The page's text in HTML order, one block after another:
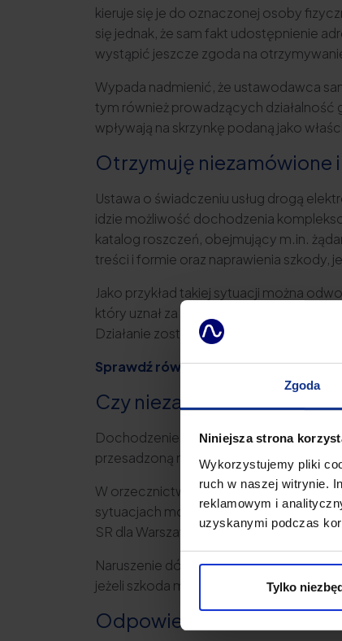
Zgoda
Niniejsza strona
Wykorzystujemy pliki
ruch w naszej witrynie.
reklamowym i
uzyskanymi podczas
Tylko
kieruje się je do oznaczonej osoby
się jednak, że sam fakt udostępnienie
wystąpić jeszcze zgoda na
Wypada nadmienić, że ustawodawca
tym również prowadzących działalność
wpływają na skrzynkę podaną jako
Otrzymuję niezamówione
Ustawa o świadczeniu usług drogą
idzie możliwość dochodzenia
katalog roszczeń, obejmujący m.in.
treści i formie oraz naprawienia szkody,
Jako przykład takiej sytuacji można
który uznał za niedopuszczalne
Działanie zostało potraktowane za
Sprawdź również:Wyłudzenie
Czy niezamówiona
Dochodzenie odszkodowania na
przesadzoną metodą obrony, ale nie
W orzecznictwie sądów powszechnych
sytuacjach mowa? Przede wszystkim
SR dla Warszawy – Woli w Warszawie z
Naruszenie dóbr osobistych prowadzi
jeżeli szkoda ma charakter majątkowy.
Odpowiedzialność karna